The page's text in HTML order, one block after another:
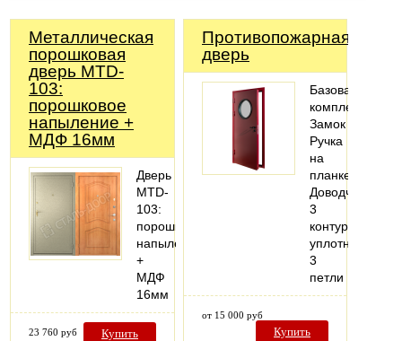
Металлическая
порошковая
дверь MTD-
103:
порошковое
напыление +
МДФ 16мм
Дверь
MTD-
103:
порошковое
напыление
+
МДФ
16мм
23 760 руб Купить
Противопожарная
дверь
Базовая
комплектация:
Замок
Ручка
на
планке
Доводчик
3
контура
уплотнения
3
петли
от 15 000 руб
Купить